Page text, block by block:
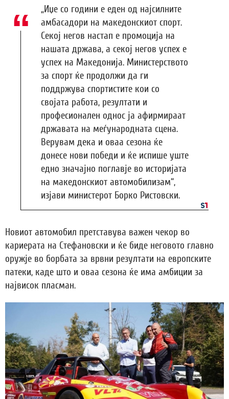
„Иџе со години е еден од најсилните
амбасадори на македонскиот спорт.
Секој негов настап е промоција на
нашата држава, а секој негов успех е
успех на Македонија. Министерството
за спорт ќе продолжи да ги
поддржува спортистите кои со
својата работа, резултати и
професионален однос ја афирмираат
државата на меѓународната сцена.
Верувам дека и оваа сезона ќе
донесе нови победи и ќе испише уште
едно значајно поглавје во историјата
на македонскиот автомобилизам“,
изјави министерот Борко Ристовски.
Новиот автомобил претставува важен чекор во
кариерата на Стефановски и ќе биде неговото главно
оружје во борбата за врвни резултати на европските
патеки, каде што и оваа сезона ќе има амбиции за
највисок пласман.